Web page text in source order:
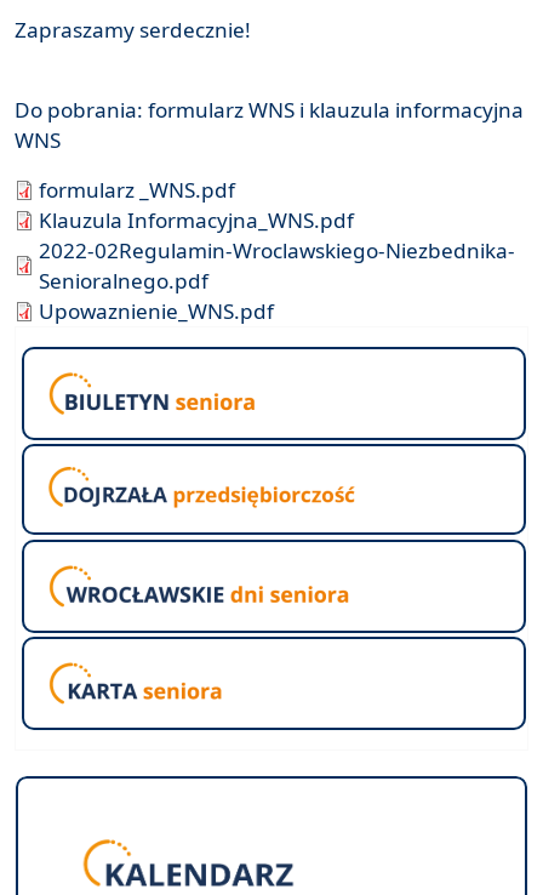
Zapraszamy serdecznie!
Do pobrania: formularz WNS i klauzula informacyjna
WNS
formularz _WNS.pdf
Klauzula Informacyjna_WNS.pdf
2022-02Regulamin-Wroclawskiego-Niezbednika-
Senioralnego.pdf
Upowaznienie_WNS.pdf